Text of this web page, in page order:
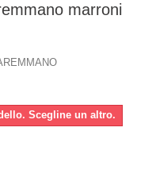
marroni
Scegline un altro.